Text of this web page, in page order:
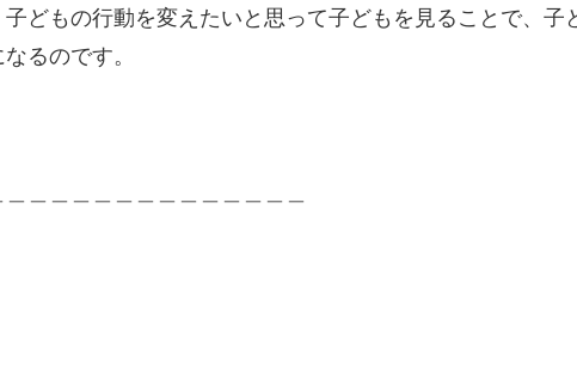
どもの行動を変えたいと思って子どもを見ることで、子
るのです。